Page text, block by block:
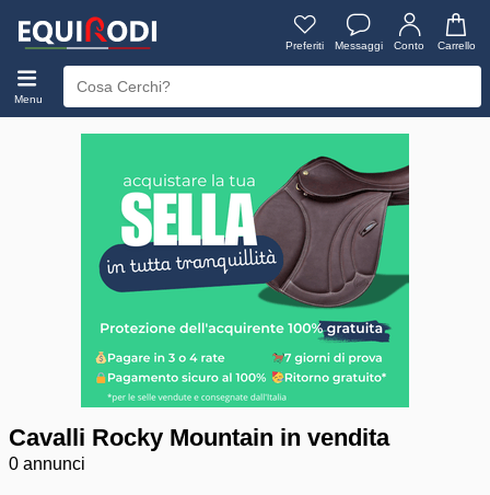
Preferiti Messaggi Conto Carrello
Menu
Cavalli Rocky Mountain in vendita
0 annunci